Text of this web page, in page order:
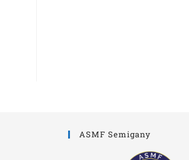
ASMF Semigany